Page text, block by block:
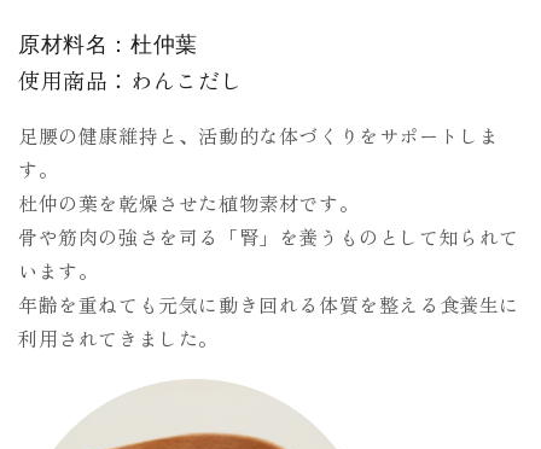
原材料名：杜仲葉
使用商品：わんこだし
足腰の健康維持と、活動的な体づくりをサポートしま
す。
杜仲の葉を乾燥させた植物素材です。
骨や筋肉の強さを司る「腎」を養うものとして知られて
います。
年齢を重ねても元気に動き回れる体質を整える食養生に
利用されてきました。